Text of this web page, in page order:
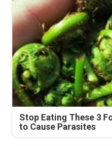
Stop Eating These 3
to Cause Parasites